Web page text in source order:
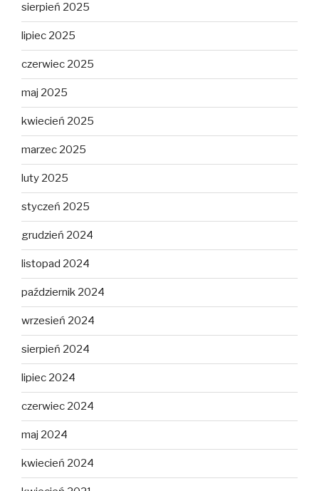
sierpień 2025
lipiec 2025
czerwiec 2025
maj 2025
kwiecień 2025
marzec 2025
luty 2025
styczeń 2025
grudzień 2024
listopad 2024
październik 2024
wrzesień 2024
sierpień 2024
lipiec 2024
czerwiec 2024
maj 2024
kwiecień 2024